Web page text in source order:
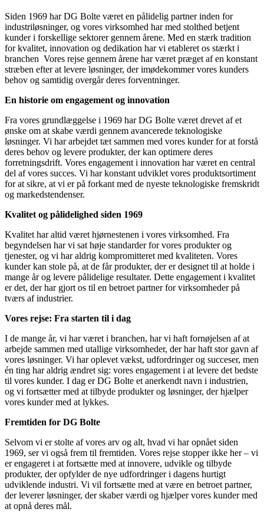
Siden 1969 har DG Bolte været en pålidelig partner inden for
industriløsninger, og vores virksomhed har med stolthed betjent
kunder i forskellige sektorer gennem årene. Med en stærk tradition
for kvalitet, innovation og dedikation har vi etableret os stærkt i
branchen Vores rejse gennem årene har været præget af en konstant
stræben efter at levere løsninger, der imødekommer vores kunders
behov og samtidig overgår deres forventninger.
En historie om engagement og innovation
Fra vores grundlæggelse i 1969 har DG Bolte været drevet af et
ønske om at skabe værdi gennem avancerede teknologiske
løsninger. Vi har arbejdet tæt sammen med vores kunder for at forstå
deres behov og levere produkter, der kan optimere deres
forretningsdrift. Vores engagement i innovation har været en central
del af vores succes. Vi har konstant udviklet vores produktsortiment
for at sikre, at vi er på forkant med de nyeste teknologiske fremskridt
og markedstendenser.
Kvalitet og pålidelighed siden 1969
Kvalitet har altid været hjørnestenen i vores virksomhed. Fra
begyndelsen har vi sat høje standarder for vores produkter og
tjenester, og vi har aldrig kompromitteret med kvaliteten. Vores
kunder kan stole på, at de får produkter, der er designet til at holde i
mange år og levere pålidelige resultater. Dette engagement i kvalitet
er det, der har gjort os til en betroet partner for virksomheder på
tværs af industrier.
Vores rejse: Fra starten til i dag
I de mange år, vi har været i branchen, har vi haft fornøjelsen af at
arbejde sammen med utallige virksomheder, der har haft stor gavn af
vores løsninger. Vi har oplevet vækst, udfordringer og succeser, men
én ting har aldrig ændret sig: vores engagement i at levere det bedste
til vores kunder. I dag er DG Bolte et anerkendt navn i industrien,
og vi fortsætter med at tilbyde produkter og løsninger, der hjælper
vores kunder med at lykkes.
Fremtiden for DG Bolte
Selvom vi er stolte af vores arv og alt, hvad vi har opnået siden
1969, ser vi også frem til fremtiden. Vores rejse stopper ikke her – vi
er engageret i at fortsætte med at innovere, udvikle og tilbyde
produkter, der opfylder de nye udfordringer i dagens hurtigt
udviklende industri. Vi vil fortsætte med at være en betroet partner,
der leverer løsninger, der skaber værdi og hjælper vores kunder med
at opnå deres mål.